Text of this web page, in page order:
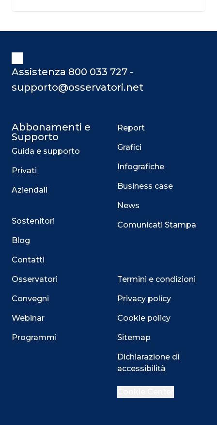
Assistenza 800 033 727 -
supporto@osservatori.net
Abbonamenti e
Supporto
Guida e supporto
Privati
Aziendali
Sostenitori
Blog
Contatti
Osservatori
Convegni
Webinar
Programmi
Report
Grafici
Infografiche
Business case
News
Comunicati Stampa
Termini e condizioni
Privacy policy
Cookie policy
Sitemap
Dichiarazione di
accessibilità